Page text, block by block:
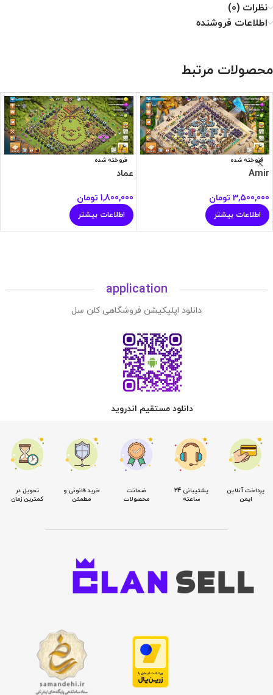
نظرات (0)
اطلاعات فروشنده
محصولات مرتبط
فروخته شده
Amir
3,500,000 تومان
اطلاعات بیشتر
فروخته شده
عماد
1,800,000 تومان
اطلاعات بیشتر
application
دانلود اپلیکیشن فروشگاهی کلن سل
دانلود مستقیم اندروید
پرداخت آنلاین
ایمن
پشتیبانی 24
ساعته
ضمانت
محصولات
خرید قانونی و
مطمئن
تحویل در
کمترین زمان